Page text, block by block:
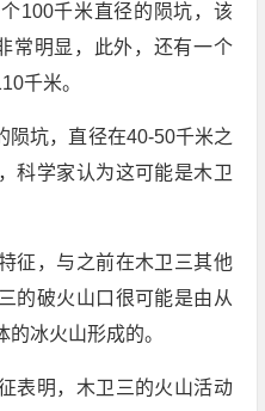
100千米直径的陨坑，该
常明显，此外，还有一个
千米。
陨坑，直径在40-50千米之
科学家认为这可能是木卫
征，与之前在木卫三其他
的破火山口很可能是由从
冰火山形成的。
表明，木卫三的火山活动